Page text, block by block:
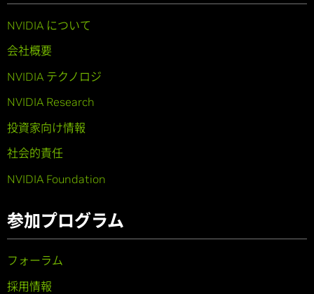
NVIDIA について
会社概要
NVIDIA テクノロジ
NVIDIA Research
投資家向け情報
社会的責任
NVIDIA Foundation
参加プログラム
フォーラム
採用情報